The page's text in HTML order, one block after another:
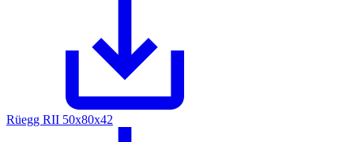
Rüegg RII 50x80x42